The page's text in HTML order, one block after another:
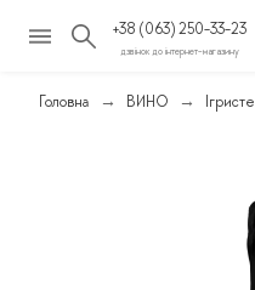
+38 (063) 250-33-23
дзвінок до інтернет-магазину
Головна ВИНО Ігристе